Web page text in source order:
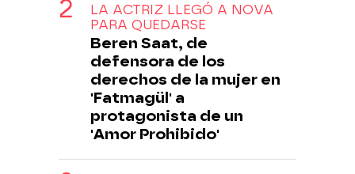
LA ACTRIZ LLEGÓ A NOVA
PARA QUEDARSE
Beren Saat, de
defensora de los
derechos de la mujer en
'Fatmagül' a
protagonista de un
'Amor Prohibido'